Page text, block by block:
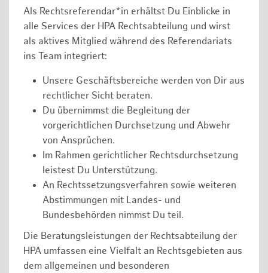
Als Rechtsreferendar*in erhältst Du Einblicke in
alle Services der HPA Rechtsabteilung und wirst
als aktives Mitglied während des Referendariats
ins Team integriert:
Unsere Geschäftsbereiche werden von Dir aus
rechtlicher Sicht beraten.
Du übernimmst die Begleitung der
vorgerichtlichen Durchsetzung und Abwehr
von Ansprüchen.
Im Rahmen gerichtlicher Rechtsdurchsetzung
leistest Du Unterstützung.
An Rechtssetzungsverfahren sowie weiteren
Abstimmungen mit Landes- und
Bundesbehörden nimmst Du teil.
Die Beratungsleistungen der Rechtsabteilung der
HPA umfassen eine Vielfalt an Rechtsgebieten aus
dem allgemeinen und besonderen